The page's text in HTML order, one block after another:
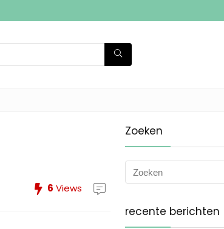
6 Views
Zoeken
recente berichten